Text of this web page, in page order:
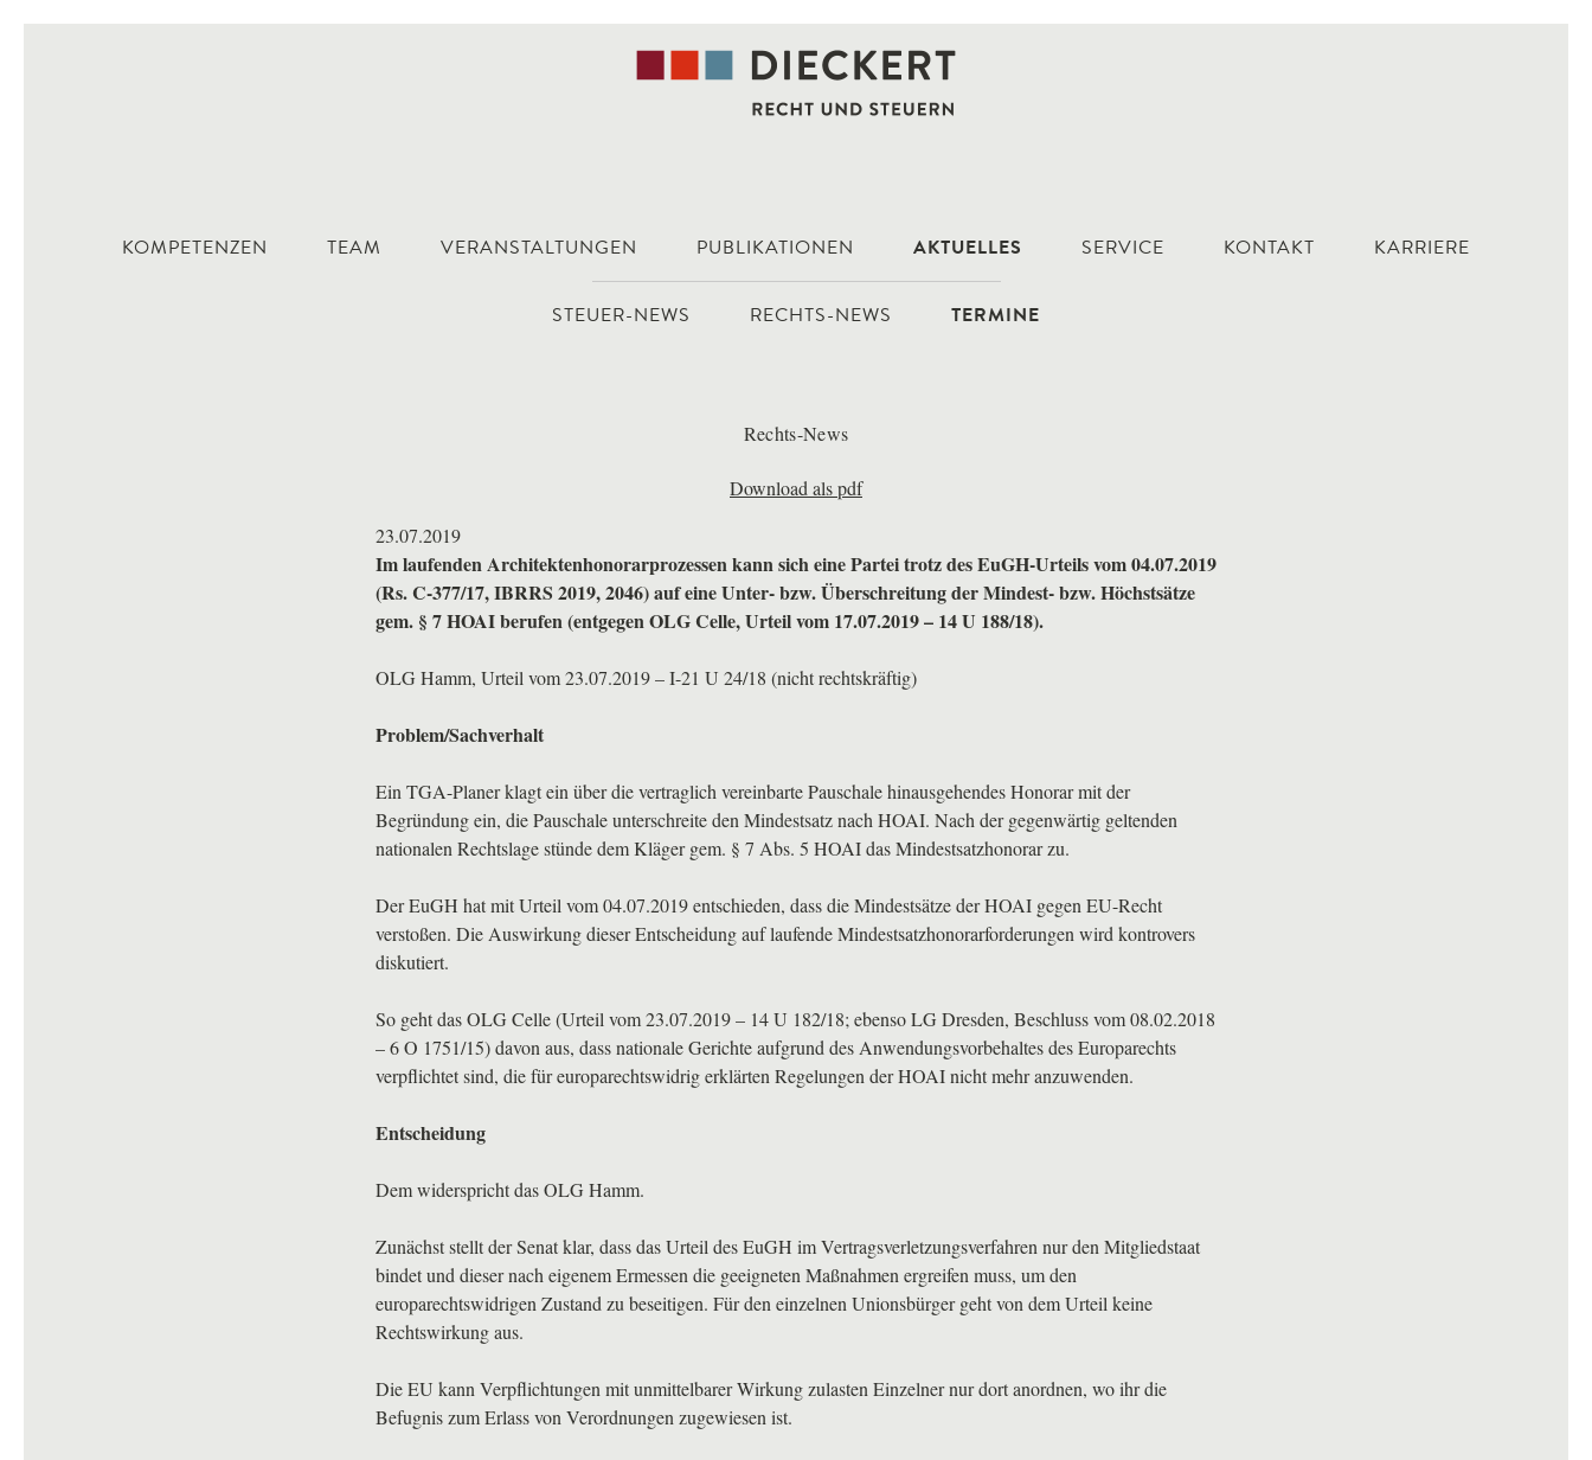
KOMPETENZEN TEAM VERANSTALTUNGEN PUBLIKATIONEN AKTUELLES SERVICE KONTAKT KARRIERE
STEUER-NEWS RECHTS-NEWS TERMINE
Rechts-News
Download als pdf
23.07.2019
Im laufenden Architektenhonorarprozessen kann sich eine Partei trotz des EuGH-Urteils vom 04.07.2019
(Rs. C-377/17,IBRRS 2019, 2046) auf eine Unter- bzw. Überschreitung der Mindest- bzw. Höchstsätze
gem. § 7HOAIberufen (entgegenOLGCelle, Urteil vom 17.07.2019 – 14 U 188/18).
OLG Hamm, Urteil vom 23.07.2019 – I-21 U 24/18 (nicht rechtskräftig)
Problem/Sachverhalt
Ein TGA-Planer klagt ein über die vertraglich vereinbarte Pauschale hinausgehendes Honorar mit der
Begründung ein, die Pauschale unterschreite den Mindestsatz nach HOAI. Nach der gegenwärtig geltenden
nationalen Rechtslage stünde dem Kläger gem. § 7 Abs. 5 HOAIdas Mindestsatzhonorar zu.
Der EuGH hat mit Urteil vom 04.07.2019 entschieden, dass die Mindestsätze derHOAI gegen EU-Recht
verstoßen. Die Auswirkung dieser Entscheidung auf laufende Mindestsatzhonorarforderungen wird kontrovers
diskutiert.
So geht dasOLG Celle (Urteil vom 23.07.2019 – 14 U 182/18; ebenso LG Dresden, Beschluss vom 08.02.2018
– 6 O 1751/15) davon aus, dass nationale Gerichte aufgrund des Anwendungsvorbehaltes des Europarechts
verpflichtet sind, die für europarechtswidrig erklärten Regelungen derHOAInicht mehr anzuwenden.
Entscheidung
Dem widerspricht dasOLG Hamm.
Zunächst stellt der Senat klar, dass das Urteil des EuGH im Vertragsverletzungsverfahren nur den Mitgliedstaat
bindet und dieser nach eigenem Ermessen die geeigneten Maßnahmen ergreifen muss, um den
europarechtswidrigen Zustand zu beseitigen. Für den einzelnen Unionsbürger geht von dem Urteil keine
Rechtswirkung aus.
Die EU kann Verpflichtungen mit unmittelbarer Wirkung zulasten Einzelner nur dort anordnen, wo ihr die
Befugnis zum Erlass von Verordnungen zugewiesen ist.